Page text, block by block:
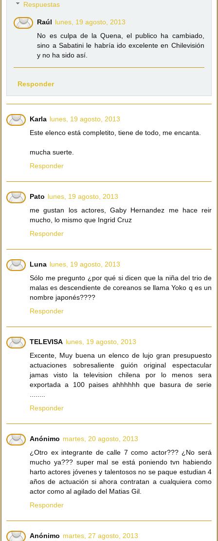
Respuestas
Raúl lunes, 19 agosto, 2013
No es culpa de la Quena, el publico ha cambiado,
sino a Sabatini le habría ido excelente en Chilevisión
y no ha sido así.
Responder
Karla lunes, 19 agosto, 2013
Este elenco está completito, tiene de todo, me encanta.
mucha suerte.
Responder
Pato lunes, 19 agosto, 2013
me gustan los actores, Gaby Hernandez me hace reir
mucho, lo mismo que Ingrid Cruz
Responder
Luna lunes, 19 agosto, 2013
Sólo me pregunto ¿por qué si dicen que la niña del trio de
malas es descendiente de coreanos se llama Yoko q es un
nombre japonés????
Responder
TELEVISA lunes, 19 agosto, 2013
Excente, Muy buena un elenco de lujo gran presupuesto
actuaciones sobresaliente guión original espectacular
jamas visto la television chilena por lo menos sera
exportada a 100 paises ahhhhhh que basura de serie
Responder
Anónimo martes, 20 agosto, 2013
¿Otro ex integrante de calle 7 como actor??? ¿No será
mucho ya??? super mal se está poniendo tvn habiendo
harto actores jóvenes y talentosos no se paque estudian 4
años de actuación si ahora contratan a cualquiera como
actor como al agilado del Matias Gil.
Responder
Anónimo martes, 27 agosto, 2013